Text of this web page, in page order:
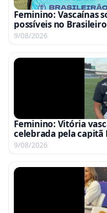
Feminino: Vascaínas
possíveis no
9/08/2026
Feminino: Vitória
celebrada pela capitã
9/08/2026